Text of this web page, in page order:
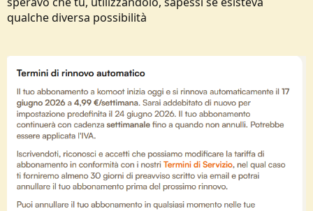
qualche diversa possibilità